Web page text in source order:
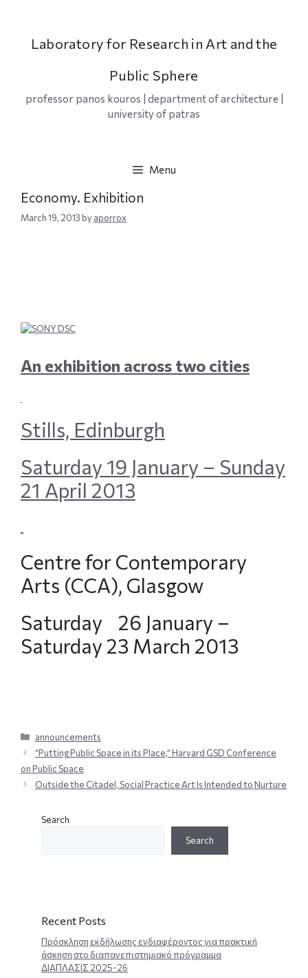
Laboratory for Research in Art and the
Public Sphere
professor panos kouros | department of architecture |
university of patras
Menu
Economy. Exhibition
March 19, 2013byaporrox
An exhibition across two cities
Stills, Edinburgh
Saturday 19 January – Sunday
21 April 2013
Centre for Contemporary
Arts (CCA), Glasgow
Saturday 26 January –
Saturday 23 March 2013
Categories
announcements
“Putting Public Space in its Place,” Harvard GSD Conference
on Public Space
Outside the Citadel, Social Practice Art Is Intended to Nurture
Search
Search
Recent Posts
Πρόσκληση εκδήλωσης ενδιαφέροντος για πρακτική
άσκηση στο διαπανεπιστημιακό πρόγραμμα
ΔΙΑΠΛΑΣΙΣ 2025-26